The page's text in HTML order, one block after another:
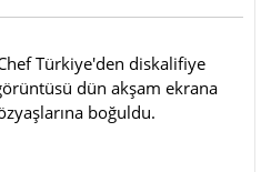
Türkiye'den diskalifiye
dün akşam ekrana
boğuldu.